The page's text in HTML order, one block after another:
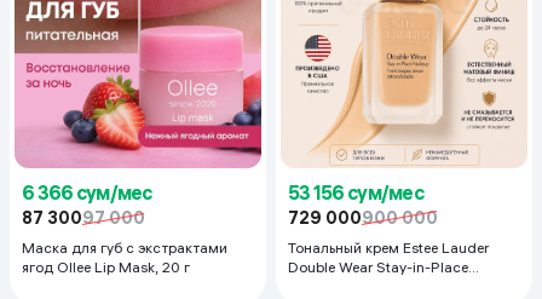
6 366 сум/мес
87 30097 000
Маска для губ с экстрактами
ягод Ollee Lip Mask, 20 г
53 156 сум/мес
729 000900 000
Тональный крем Estee Lauder
Double Wear Stay-in-Place